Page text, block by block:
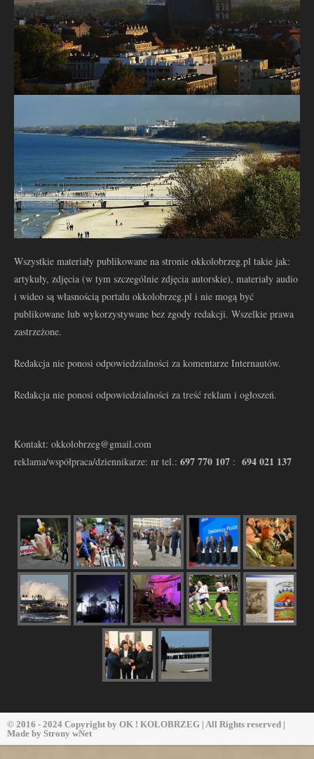
Wszystkie materiały publikowane na stronie okkolobrzeg.pl takie jak:
artykuły, zdjęcia (w tym szczególnie zdjęcia autorskie), materiały audio
i wideo są własnością portalu okkolobrzeg.pl i nie mogą być
publikowane lub wykorzystywane bez zgody redakcji. Wszelkie prawa
zastrzeżone.
Redakcja nie ponosi odpowiedzialności za komentarze Internautów.
Redakcja nie ponosi odpowiedzialności za treść reklam i ogłoszeń.
Kontakt: okkolobrzeg@gmail.com
reklama/współpraca/dziennikarze: nr tel.: 697 770 107 : 694 021 137
© 2016 - 2024 Copyright by OK ! KOŁOBRZEG | All Rights reserved |
Made by Strony wNet